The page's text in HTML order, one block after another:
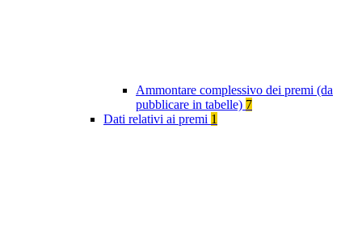
Ammontare complessivo dei premi (da
pubblicare in tabelle) 7
Dati relativi ai premi 1